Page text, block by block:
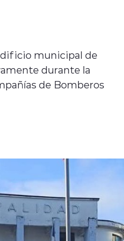
municipal de
durante la
de Bomberos